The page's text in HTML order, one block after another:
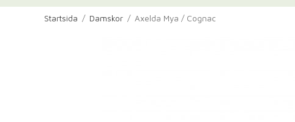
Startsida / Damskor / Axelda Mya / Cognac